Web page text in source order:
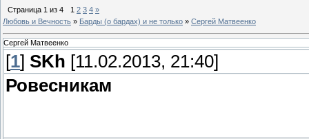
Страница 1 из 4 1 2 3 4 »
Любовь и Вечность » Барды (о бардах) и не только » Сергей Матвеенко
Сергей Матвеенко
[1] SKh [11.02.2013, 21:40]
Ровесникам